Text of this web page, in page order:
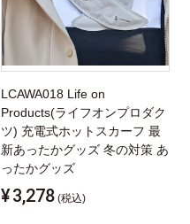
LCAWA018 Life on
Products(ライフオンプロダク
ツ) 充電式ホットスカーフ 最
新あったかグッズ 冬の対策 あ
ったかグッズ
¥3,278 (税込)